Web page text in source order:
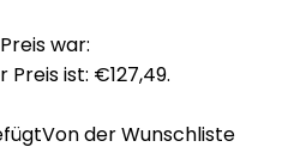
war:
Preis ist: €127,49.
Von der Wunschliste